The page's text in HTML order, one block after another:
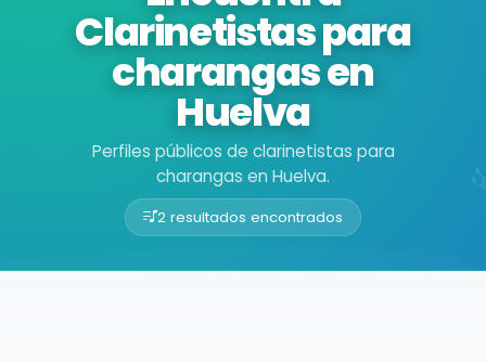
Clarinetistas para
charangas en
Huelva
Perfiles públicos de clarinetistas para
charangas en Huelva.
2 resultados encontrados
Buscador de músicos